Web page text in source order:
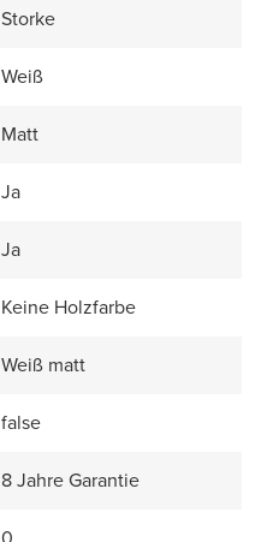
Storke
Weiß
Matt
Ja
Ja
Keine Holzfarbe
Weiß matt
false
8 Jahre Garantie